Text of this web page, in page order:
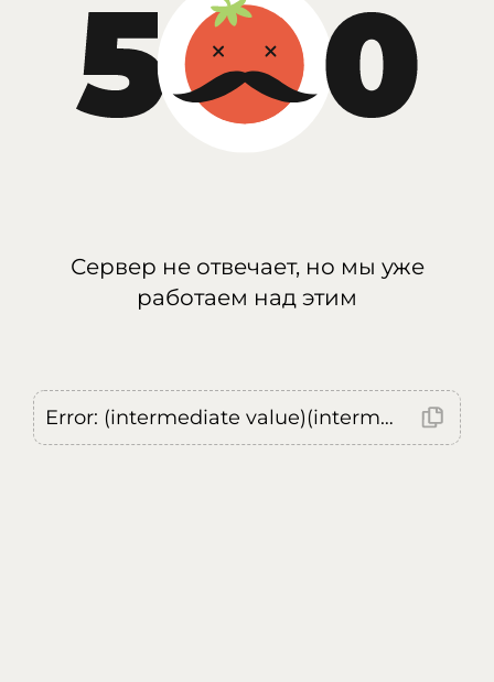
Сервер не отвечает, но мы уже
работаем над этим
Error: (intermediate value)(intermediate value)(intermediate value).replaceAll is not a function